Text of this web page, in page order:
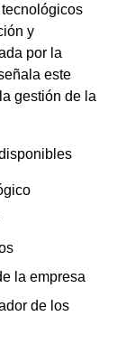
y
por la
este
gestión de la
la empresa
de los